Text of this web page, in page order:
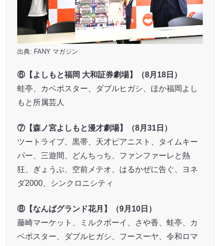
出典: FANY マガジン
⑥【よしもと福岡 大和証券劇場】（8月18日）
蛙亭、カベポスター、ダブルヒガシ、ほか福岡よし
もと所属芸人
⑦【森ノ宮よしもと漫才劇場】（8月31日）
ツートライブ、黒帯、天才ピアニスト、タイムキー
パー、三遊間、どんちっち、ファンファーレと熱
狂、ぎょうぶ、空前メテオ、はるかぜに告ぐ、ヨネ
ダ2000、シンクロニシティ
⑧【なんばグランド花月】（9月10日）
藤崎マーケット、ミルクボーイ、さや香、蛙亭、カ
ベポスター、ダブルヒガシ、フースーヤ、令和ロマ